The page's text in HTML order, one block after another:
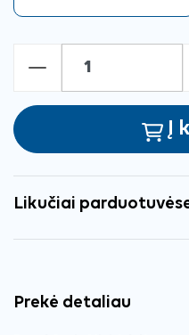
-
Į
Likučiai
Prekė detaliau